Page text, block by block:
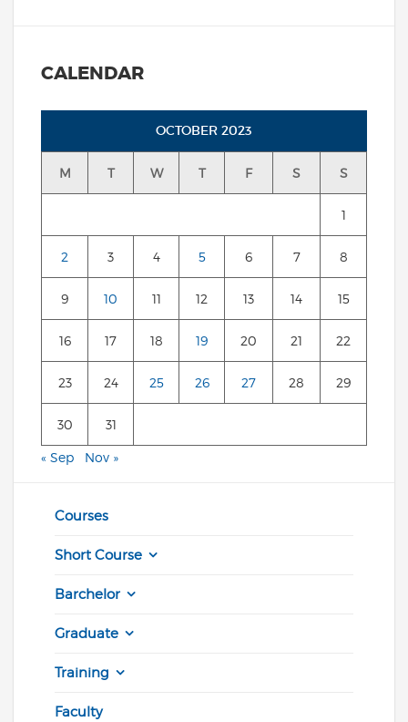
CALENDAR
OCTOBER 2023
M T W T F S S
1
2 3 4 5 6 7 8
9 10 11 12 13 14 15
16 17 18 19 20 21 22
23 24 25 26 27 28 29
30 31
« Sep Nov »
Courses
Short Course
Barchelor
Graduate
Training
Faculty